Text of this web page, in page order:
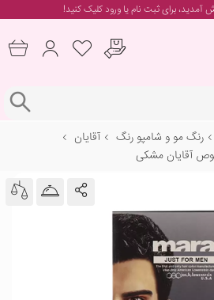
آمدید، برایثبت نام یا ورودکلیک کنید!
رنگ مو و شامپو رنگ
آقایان
آقایان مشکی